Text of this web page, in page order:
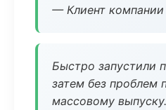
— Клиент компании
Быстро запустили
затем без проблем
массовому выпуску.